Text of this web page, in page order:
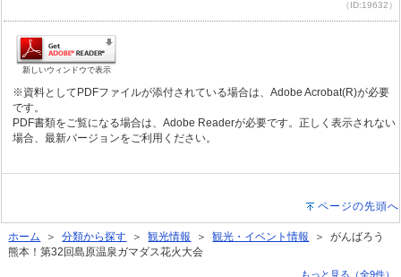
（ID:19632）
新しいウィンドウで表示
※資料としてPDFファイルが添付されている場合は、Adobe Acrobat(R)が必要
です。
PDF書類をご覧になる場合は、Adobe Readerが必要です。正しく表示されない
場合、最新バージョンをご利用ください。
ページの先頭へ
ホーム ＞分類から探す ＞観光情報 ＞観光・イベント情報
＞ がんばろう
熊本！第32回島原温泉ガマダス花火大会
もっと見る（全9件）